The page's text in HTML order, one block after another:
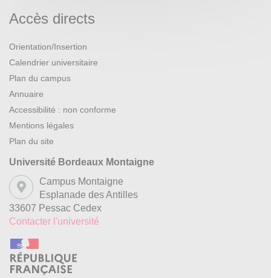
Accès directs
Orientation/Insertion
Calendrier universitaire
Plan du campus
Annuaire
Accessibilité : non conforme
Mentions légales
Plan du site
Université Bordeaux Montaigne
Campus Montaigne
Esplanade des Antilles
33607 Pessac Cedex
Contacter l'université